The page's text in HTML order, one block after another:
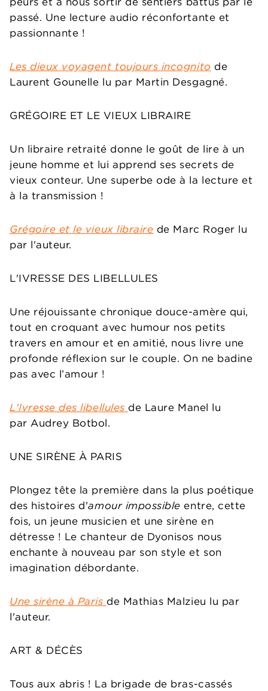
passé. Une lecture audio réconfortante et
passionnante !
Les dieux voyagent toujours incognito de
Laurent Gounelle lu par Martin Desgagné.
GRÉGOIRE ET LE VIEUX LIBRAIRE
Un libraire retraité donne le goût de lire à un
jeune homme et lui apprend ses secrets de
vieux conteur. Une superbe ode à la lecture et
à la transmission !
Grégoire et le vieux libraire de Marc Roger lu
par l'auteur.
L'IVRESSE DES LIBELLULES
Une réjouissante chronique douce-amère qui,
tout en croquant avec humour nos petits
travers en amour et en amitié, nous livre une
profonde réflexion sur le couple. On ne badine
pas avec l’amour !
L'Ivresse des libellules de Laure Manel lu
par Audrey Botbol.
UNE SIRÈNE À PARIS
Plongez tête la première dans la plus poétique
des histoires d'amour impossible entre, cette
fois, un jeune musicien et une sirène en
détresse ! Le chanteur de Dyonisos nous
enchante à nouveau par son style et son
imagination débordante.
Une sirène à Paris de Mathias Malzieu lu par
l'auteur.
ART & DÉCÈS
Tous aux abris ! La brigade de bras-cassés